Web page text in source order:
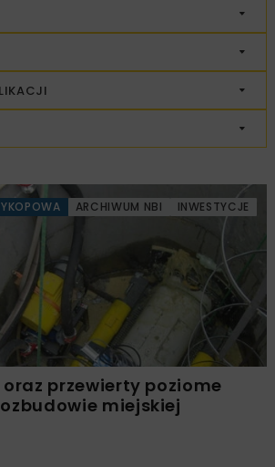
ARCHIWUM NBI INWESTYCJE
przewierty poziome
miejskiej